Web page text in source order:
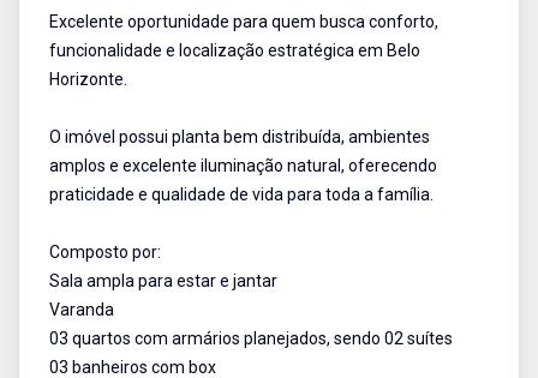
Excelente oportunidade para quem busca conforto,
funcionalidade e localização estratégica em Belo
Horizonte.
O imóvel possui planta bem distribuída, ambientes
amplos e excelente iluminação natural, oferecendo
praticidade e qualidade de vida para toda a família.
Composto por:
Sala ampla para estar e jantar
Varanda
03 quartos com armários planejados, sendo 02 suítes
03 banheiros com box